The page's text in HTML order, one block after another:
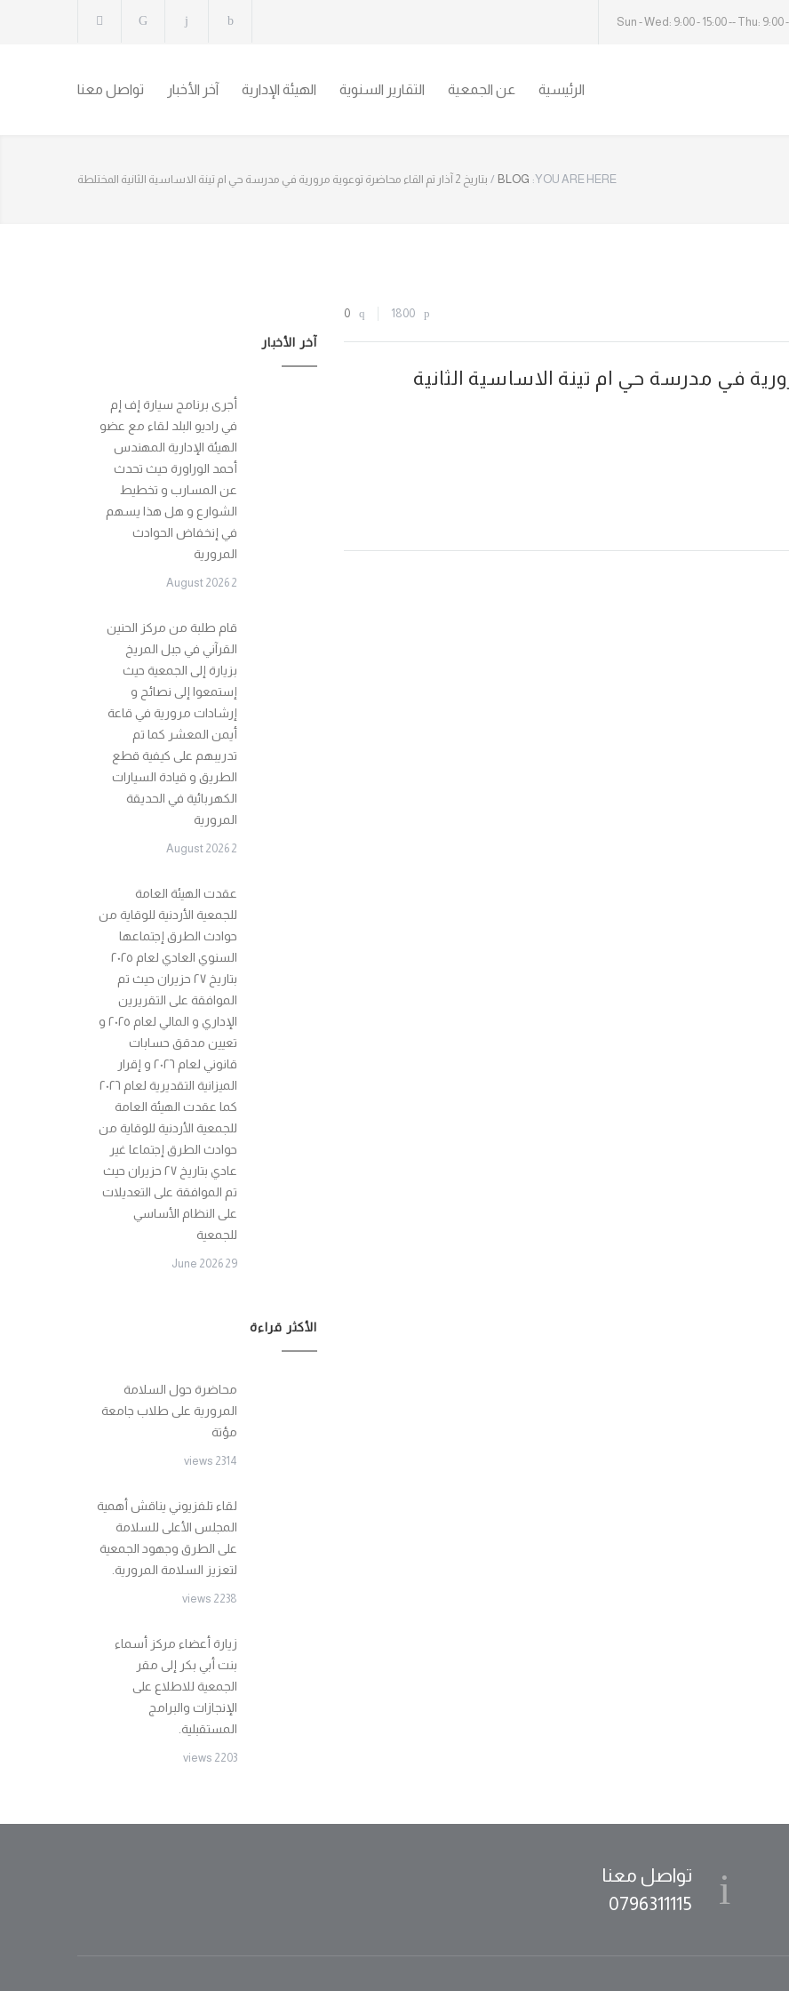
Sun - Wed: 9:00 - 15:00 -- Thu: 9:00
الرئيسية عن الجمعية التقارير السنوية الهيئة الإدارية آخر الأخبار تواصل معنا
YOU ARE HERE:
BLOG
/ بتاريخ 2 آذار تم القاء محاضرة توعوية مرورية في مدرسة حي ام تينة الاساسية الثانية المختلطة
1800
0
مرورية في مدرسة حي ام تينة الاساسية الثانية
آخر الأخبار
أجرى برنامج سيارة إف إم
في راديو البلد لقاء مع عضو
الهيئة الإدارية المهندس
أحمد الوراورة حيث تحدث
عن المسارب و تخطيط
الشوارع و هل هذا يسهم
في إنخفاض الحوادث
المرورية
2 August 2026
قام طلبة من مركز الحنين
القرآني في جبل المريخ
بزيارة إلى الجمعية حيث
إستمعوا إلى نصائح و
إرشادات مرورية في قاعة
أيمن المعشر كما تم
تدريبهم على كيفية قطع
الطريق و قيادة السيارات
الكهربائية في الحديقة
المرورية
2 August 2026
عقدت الهيئة العامة
للجمعية الأردنية للوقاية من
حوادث الطرق إجتماعها
السنوي العادي لعام ٢٠٢٥
بتاريخ ٢٧ حزيران حيث تم
الموافقة على التقريرين
الإداري و المالي لعام ٢٠٢٥ و
تعيين مدقق حسابات
قانوني لعام ٢٠٢٦ و إقرار
الميزانية التقديرية لعام ٢٠٢٦
كما عقدت الهيئة العامة
للجمعية الأردنية للوقاية من
حوادث الطرق إجتماعا غير
عادي بتاريخ ٢٧ حزيران حيث
تم الموافقة على التعديلات
على النظام الأساسي
للجمعية
29 June 2026
الأكثر قراءة
محاضرة حول السلامة
المرورية على طلاب جامعة
مؤتة
2314 views
لقاء تلفزيوني يناقش أهمية
المجلس الأعلى للسلامة
على الطرق وجهود الجمعية
لتعزيز السلامة المرورية.
2238 views
زيارة أعضاء مركز أسماء
بنت أبي بكر إلى مقر
الجمعية للاطلاع على
الإنجازات والبرامج
المستقبلية.
2203 views
تواصل معنا
0796311115